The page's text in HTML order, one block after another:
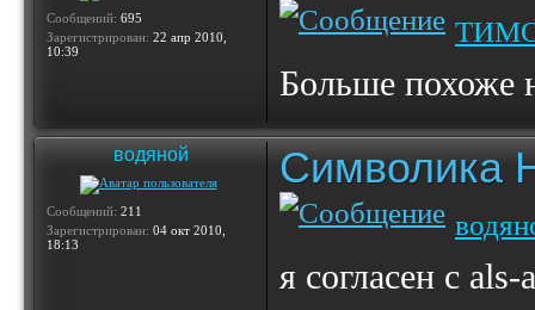
Сообщений: 695
Зарегистрирован: 22 апр 2010,
10:39
Больше похоже
водяной
Сообщений: 211
Зарегистрирован: 04 окт 2010,
18:13
Символика
я согласен с